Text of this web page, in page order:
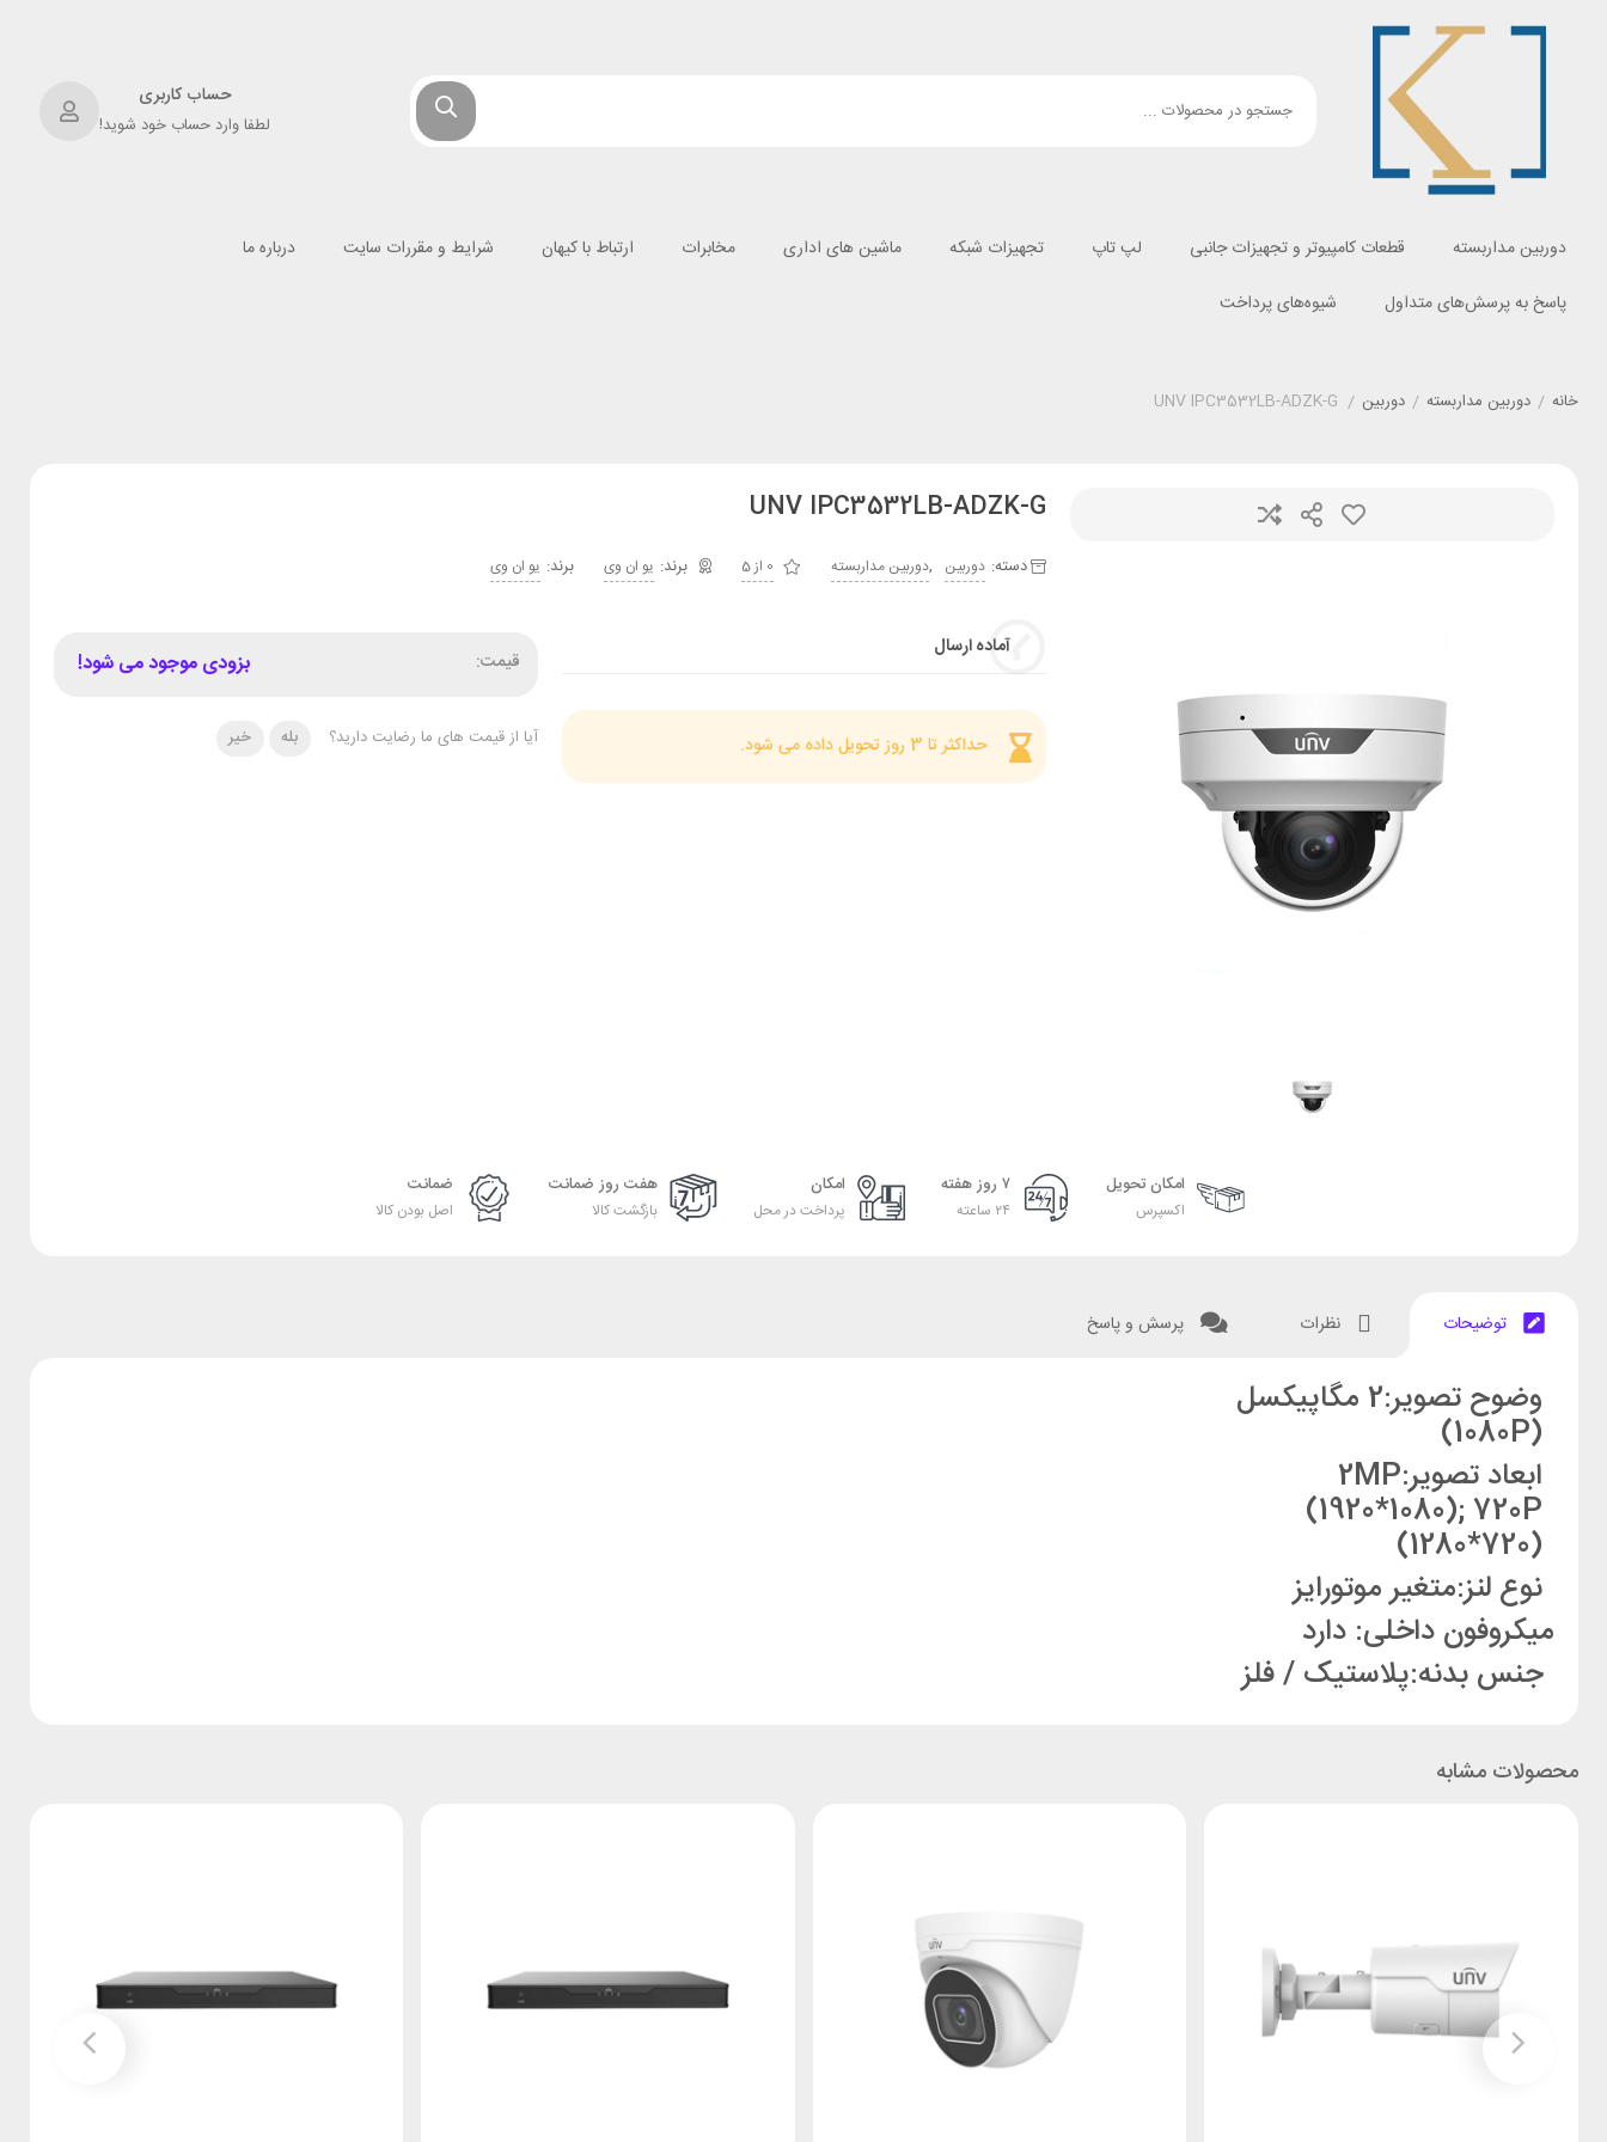
حساب کاربری
لطفا وارد حساب خود شوید!
دوربین مداربسته قطعات کامپیوتر و تجهیزات جانبی لپ تاپ تجهیزات شبکه ماشین های اداری مخابرات ارتباط با کیهان شرایط و مقررات سایت
درباره ما
پاسخ به پرسش‌های متداول
شیوه‌های پرداخت
خانه / دوربین مداربسته / دوربین /
UNV IPC3532LB-ADZK-G
UNV IPC3532LB-ADZK-G
دسته: دوربین ,دوربین مداربسته 0 از 5 یو ان وی برند: یو ان وی
آماده ارسال
حداکثر تا 3 روز تحویل داده می شود.
قیمت: بزودی موجود می شود!
آیا از قیمت های ما رضایت دارید؟ بله خیر
امکان تحویل
اکسپرس
۷ روز هفته
۲۴ ساعته
امکان
پرداخت در محل
هفت روز ضمانت
بازگشت کالا
ضمانت
اصل بودن کالا
توضیحات نظرات پرسش و پاسخ
وضوح تصویر: 2 مگاپیکسل
(1080P)
ابعاد تصویر:2MP
(1920*1080); 720P
(1280*720)
نوع لنز:متغیر موتورایز
میکروفون داخلی: دارد
جنس بدنه:پلاستیک / فلز
محصولات مشابه